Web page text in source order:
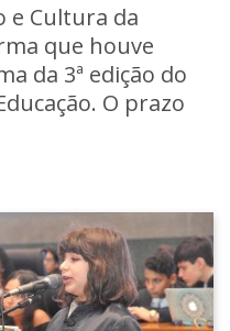
e Cultura da
que houve
da 3ª edição do
O prazo